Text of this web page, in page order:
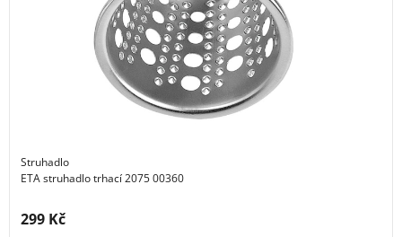
Struhadlo
ETA struhadlo trhací 2075 00360
Cena s DPH:
299 Kč